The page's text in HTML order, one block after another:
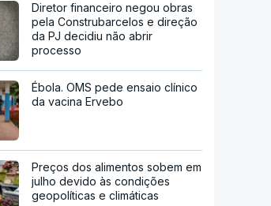
Diretor financeiro negou obras
pela Construbarcelos e direção
da PJ decidiu não abrir
processo
Ébola. OMS pede ensaio clínico
da vacina Ervebo
Preços dos alimentos sobem em
julho devido às condições
geopolíticas e climáticas